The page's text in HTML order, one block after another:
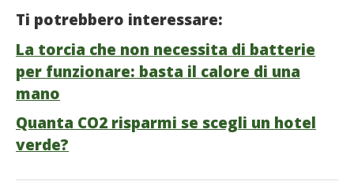
Ti potrebbero interessare:
La torcia che non necessita di batterie
per funzionare: basta il calore di una
mano
Quanta CO2 risparmi se scegli un hotel
verde?